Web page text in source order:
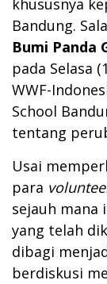
khususnya
Bandung.
Bumi Panda
pada Selasa
WWF-
School
tentang
Usai
para
sejauh
yang telah
dibagi
berdiskusi